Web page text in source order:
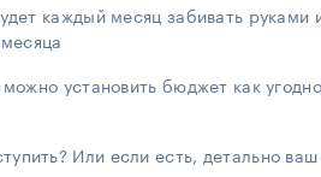
каждый месяц забивать руками
установить бюджет как
Или если есть, детально